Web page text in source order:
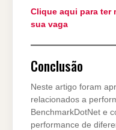
Clique aqui para ter
sua vaga
Conclusão
Neste artigo foram
relacionados a
BenchmarkDotNet e
performance de